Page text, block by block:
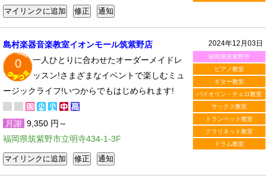
2024年12月03日
福岡県筑紫野市
ピアノ教室
ギター教室
バイオリン・チェロ教室
サックス教室
トランペット教室
クラリネット教室
ドラム教室
島村楽器音楽教室イオンモール筑紫野店
0
一人ひとりに合わせたオーダーメイドレ
ッスン!さまざまなイベントで楽しむミュ
ージックライフ!いつからでもはじめられます!
月謝 9,350 円～
福岡県筑紫野市立明寺434-1-3F